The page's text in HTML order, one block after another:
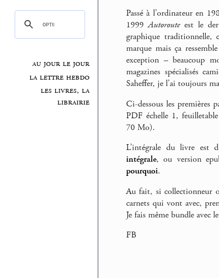
au jour le jour
la lettre hebdo
les livres, la
librairie
Passé à l’ordinateur en
1999Autorouteest le
graphique
marque mais ça
exception – beaucoup
magazines spécialisés
Saheffer, je l’ai toujours
Ci-dessous les premières
PDF échelle 1,
70 Mo).
L’intégrale du livre est
intégrale, ou version
pourquoi.
Au fait, si collectionneur
carnets qui vont avec,
Je fais même bundle avec
FB